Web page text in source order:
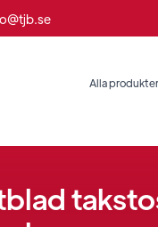
Alla produkter